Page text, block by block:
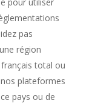
pas
région
total ou
plateformes
pays ou de